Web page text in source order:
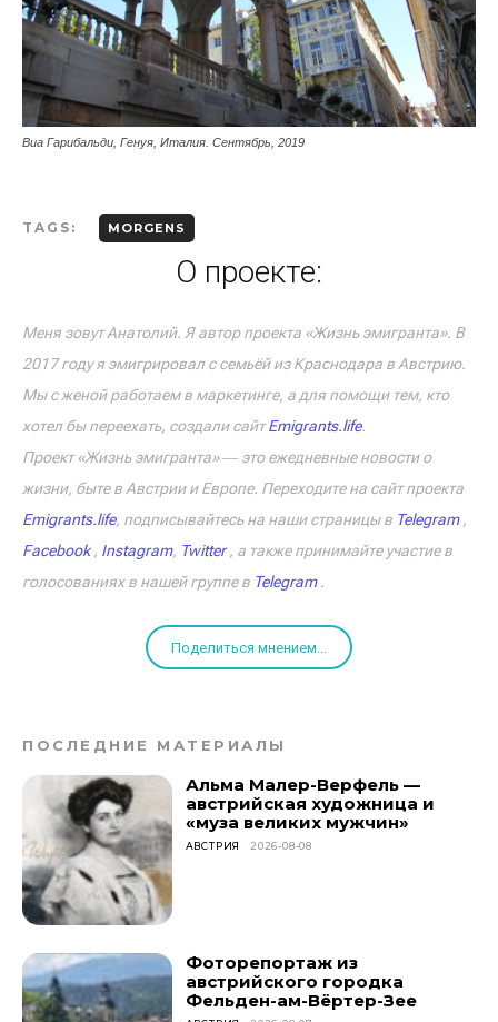
Виа Гарибальди, Генуя, Италия. Сентябрь, 2019
TAGS: MORGENS
О проекте:
Меня зовут Анатолий. Я автор проекта «Жизнь эмигранта». В
2017 году я эмигрировал с семьёй из Краснодара в Австрию.
Мы с женой работаем в маркетинге, а для помощи тем, кто
хотел бы переехать, создали сайтEmigrants.life.
Проект «Жизнь эмигранта» ― это ежедневные новости о
жизни, быте в Австрии и Европе. Переходите на сайт проекта
Emigrants.life, подписывайтесь на наши страницы в Telegram,
Facebook, Instagram, Twitter, а также принимайте участие в
голосованиях в нашей группе в Telegram.
Поделиться мнением...
ПОСЛЕДНИЕ МАТЕРИАЛЫ
Альма Малер-Верфель —
австрийская художница и
«муза великих мужчин»
АВСТРИЯ 2026-08-08
Фоторепортаж из
австрийского городка
Фельден-ам-Вёртер-Зее